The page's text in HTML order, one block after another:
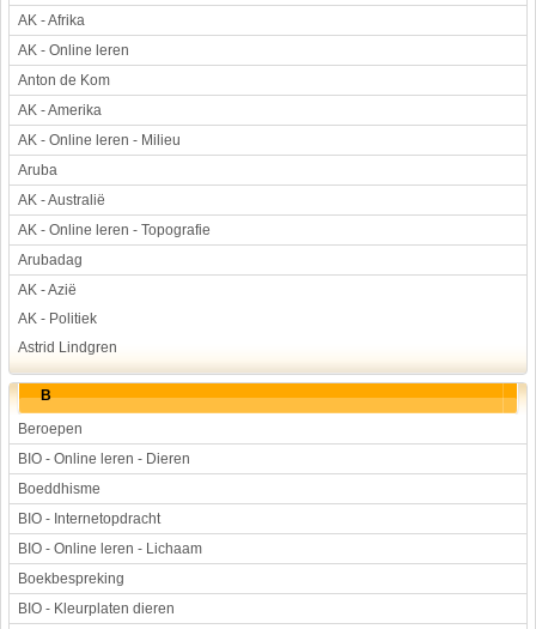
Landen en volken
Lichaam en gezondheid
Natuur en milieu
Personen
Verkeer en vervoer
Vroeger
Wetenschap en techniek
AK - Afrika
AK - Online leren
Anton de Kom
AK - Amerika
AK - Online leren - Milieu
Aruba
AK - Australië
AK - Online leren - Topografie
Arubadag
AK - Azië
AK - Politiek
Astrid Lindgren
B
Beroepen
BIO - Online leren - Dieren
Boeddhisme
BIO - Internetopdracht
BIO - Online leren - Lichaam
Boekbespreking
BIO - Kleurplaten dieren